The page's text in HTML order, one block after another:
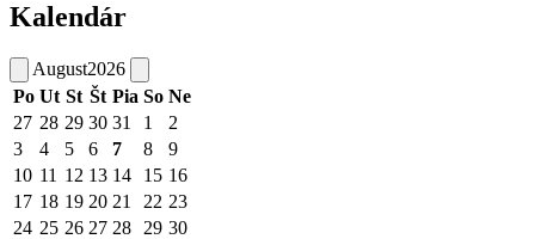
Kalendár
August2026
Po Ut St Št Pia So Ne
27 28 29 30 31 1
2
3
4 5 6 7 8
9
10 11 12 13 14 15 16
17 18 19 20 21 22 23
24 25 26 27 28 29 30